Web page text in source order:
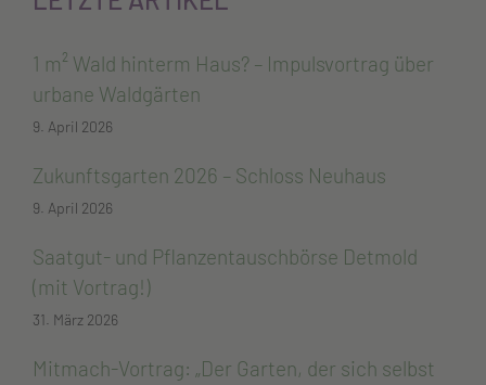
1 m² Wald hinterm Haus? – Impulsvortrag über
urbane Waldgärten
9. April 2026
Zukunftsgarten 2026 – Schloss Neuhaus
9. April 2026
Saatgut- und Pflanzentauschbörse Detmold
(mit Vortrag!)
31. März 2026
Mitmach-Vortrag: „Der Garten, der sich selbst